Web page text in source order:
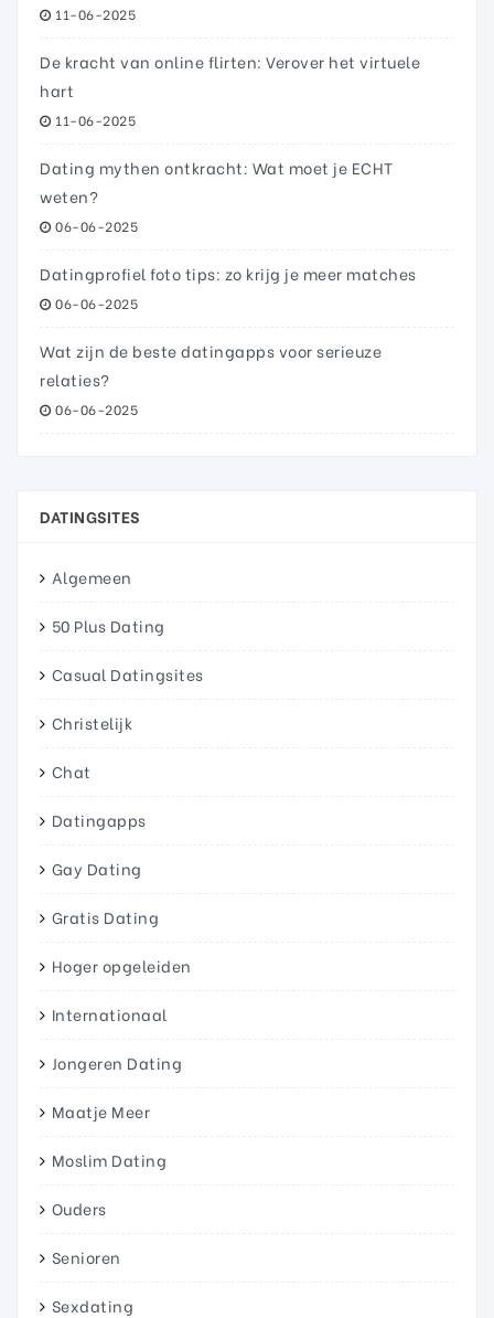
11-06-2025
De kracht van online flirten: Verover het virtuele
hart
11-06-2025
Dating mythen ontkracht: Wat moet je ECHT
weten?
06-06-2025
Datingprofiel foto tips: zo krijg je meer matches
06-06-2025
Wat zijn de beste datingapps voor serieuze
relaties?
06-06-2025
DATINGSITES
Algemeen
50 Plus Dating
Casual Datingsites
Christelijk
Chat
Datingapps
Gay Dating
Gratis Dating
Hoger opgeleiden
Internationaal
Jongeren Dating
Maatje Meer
Moslim Dating
Ouders
Senioren
Sexdating